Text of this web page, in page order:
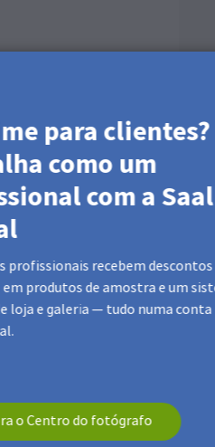
para clientes?
como um
com a Saal
profissionais recebem descontos
produtos de amostra e um
loja e galeria — tudo numa conta
o Centro do fotógrafo